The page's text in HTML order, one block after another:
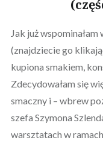
Jak już
(znajdziecie go
kupiona smakiem,
Zdecydowałam się
smaczny i – wbrew
szefa Szymona
warsztatach w